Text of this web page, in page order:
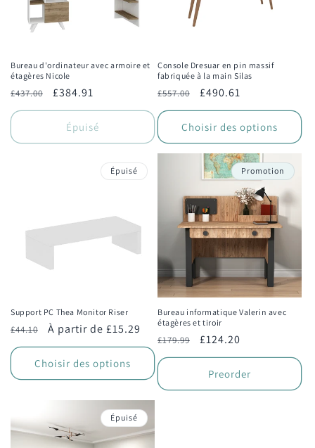
Bureau d'ordinateur avec armoire et
étagères Nicole
Prix
habituel
£437.00
Prix
promotionnel
£384.91
Épuisé
Console Dresuar en pin massif
fabriquée à la main Silas
Prix
habituel
£557.00
Prix
promotionnel
£490.61
Choisir des options
Épuisé
Support PC Thea Monitor Riser
Prix
habituel
£44.10
Prix
promotionnel
À partir de £15.29
Choisir des options
Promotion
Bureau informatique Valerin avec
étagères et tiroir
Prix
habituel
£179.99
Prix
promotionnel
£124.20
Preorder
Épuisé